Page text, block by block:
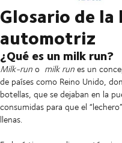
Glosario de
automotriz
¿Qué es un milk run?
Milk-runo milk runes un
de países como Reino Unido,
botellas, que se dejaban en la
consumidas para que el
llenas.